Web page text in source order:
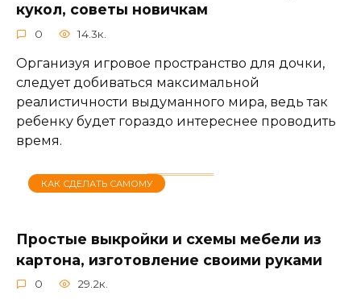
кукол, советы новичкам
0 14.3к.
Организуя игровое пространство для дочки,
следует добиваться максимальной
реалистичности выдуманного мира, ведь так
ребенку будет гораздо интереснее проводить
время.
КАК СДЕЛАТЬ САМОМУ
Простые выкройки и схемы мебели из
картона, изготовление своими руками
0 29.2к.